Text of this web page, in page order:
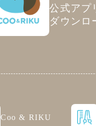
公式アプ
ダウンロ
Coo & RIKU